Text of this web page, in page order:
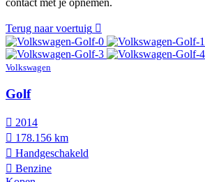
Terug naar voertuig
Volkswagen
Golf
2014
178.156 km
Hand­geschakeld
Benzine